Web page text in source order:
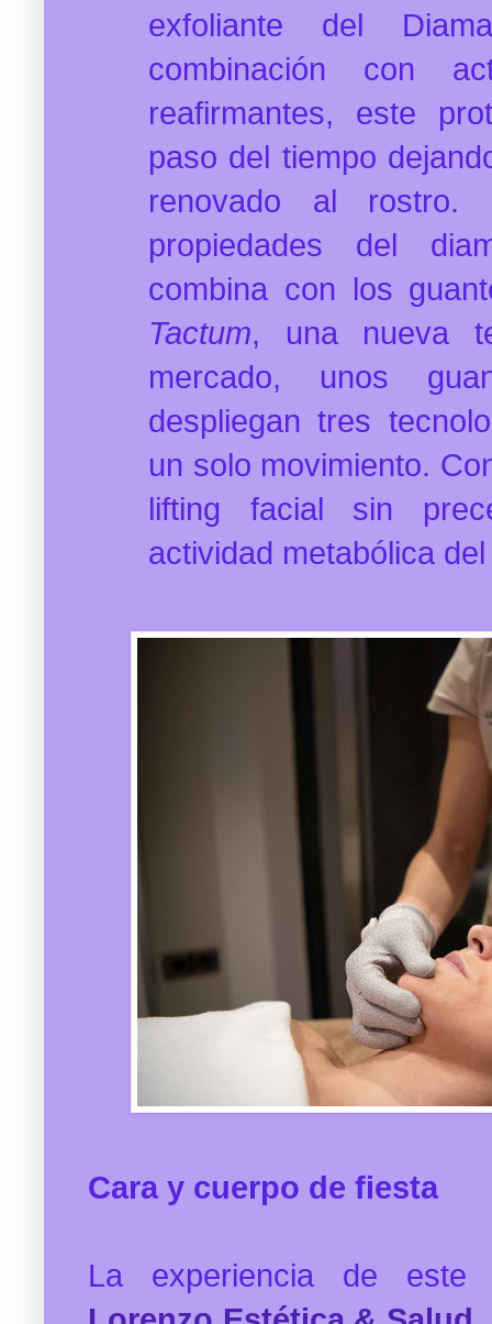
exfoliante del
combinación con
reafirmantes, este
paso del tiempo
renovado al rostro.
propiedades del
combina con los
Tactum, una nueva
mercado, unos
despliegan tres
un solo movimiento.
lifting facial sin
actividad metabólica
Cara y cuerpo de fiesta
La experiencia de